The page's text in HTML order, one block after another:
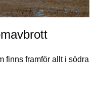
finns framför allt i södra